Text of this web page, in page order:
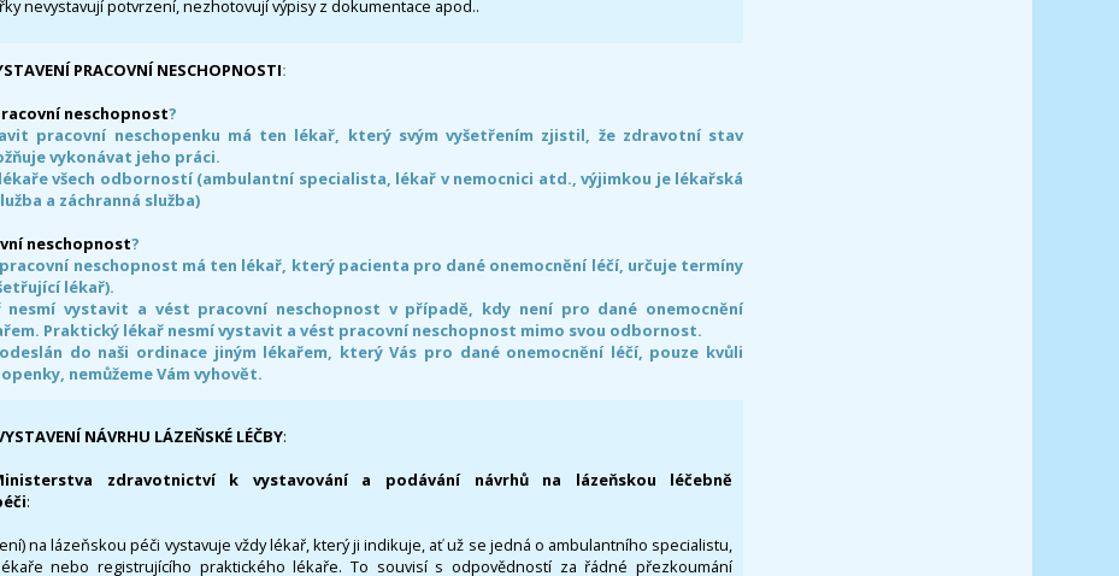
nevystavují potvrzení, nezhotovují výpisy z dokumentace apod..
PRACOVNÍ NESCHOPNOSTI:
neschopnost?
pracovní neschopenku má ten lékař, který svým vyšetřením zjistil, že zdravotní stav
vykonávat jeho práci.
všech odborností (ambulantní specialista, lékař v nemocnici atd., výjimkou je lékařská
a záchranná služba)
neschopnost?
neschopnost má ten lékař, který pacienta pro dané onemocnění léčí, určuje termíny
lékař).
nesmí vystavit a vést pracovní neschopnost v případě, kdy není pro dané onemocnění
Praktický lékař nesmí vystavit a vést pracovní neschopnost mimo svou odbornost.
do naši ordinace jiným lékařem, který Vás pro dané onemocnění léčí, pouze kvůli
nemůžeme Vám vyhovět.
NÁVRHU LÁZEŇSKÉ LÉČBY:
zdravotnictví k vystavování a podávání návrhů na lázeňskou léčebně
:
na lázeňskou péči vystavuje vždy lékař, který ji indikuje, ať už se jedná o ambulantního specialistu,
nebo registrujícího praktického lékaře. To souvisí s odpovědností za řádné přezkoumání